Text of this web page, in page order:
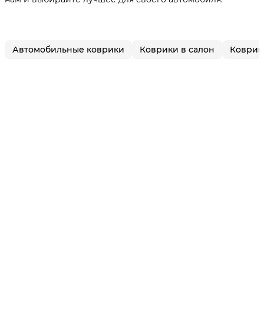
Автомобильные коврики Коврики в салон